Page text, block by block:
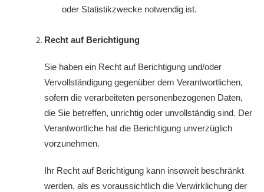
oder Statistikzwecke notwendig ist.
Recht auf Berichtigung
Sie haben ein Recht auf Berichtigung und/oder
Vervollständigung gegenüber dem Verantwortlichen,
sofern die verarbeiteten personenbezogenen Daten,
die Sie betreffen, unrichtig oder unvollständig sind. Der
Verantwortliche hat die Berichtigung unverzüglich
vorzunehmen.
Ihr Recht auf Berichtigung kann insoweit beschränkt
werden, als es voraussichtlich die Verwirklichung der